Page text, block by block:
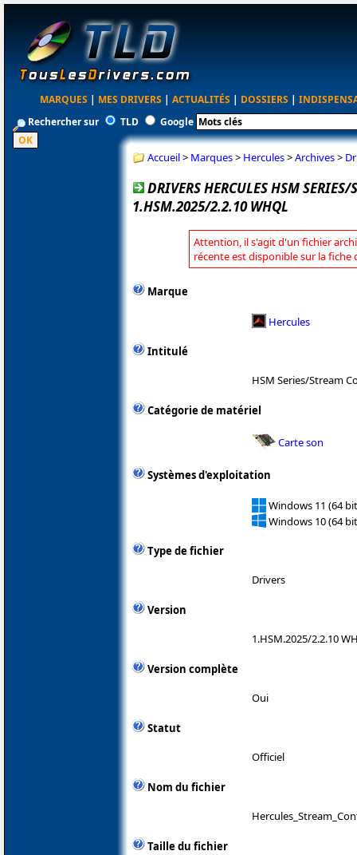
MARQUES | MES DRIVERS | ACTUALITÉS | DOSSIERS |
Rechercher sur
TLD Google
Accueil> Marques> Hercules>Archives>
DRIVERS HERCULES HSM SERIES/
1.HSM.2025/2.2.10 WHQL
Attention, il s'agit d'un fichier
récente est disponible sur la fiche
Marque
Hercules
Intitulé
HSM Series/Stream
Catégorie de matériel
Carte son
Systèmes d'exploitation
Windows 11 (64
Windows 10 (64
Type de fichier
Drivers
Version
1.HSM.2025/2.2.10
Version complète
Oui
Statut
Officiel
Nom du fichier
Taille du fichier